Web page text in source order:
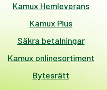
Kamux Hemleverans
Kamux Plus
Säkra betalningar
Kamux onlinesortiment
Bytesrätt